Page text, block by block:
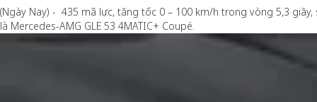
(Ngày Nay) - 435 mã lực, tăng tốc 0 – 100 km/h trong vòng 5,3
là Mercedes-AMG GLE 53 4MATIC+ Coupé.